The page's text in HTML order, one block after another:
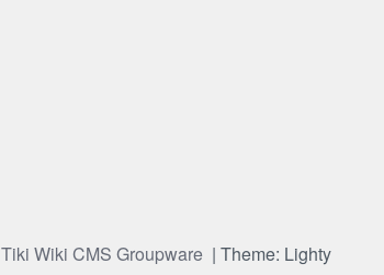
Tiki Wiki CMS Groupware | Theme: Lighty